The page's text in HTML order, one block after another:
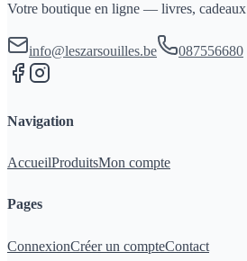
Votre boutique en ligne — livres, cadeaux
info@leszarsouilles.be 087556680
Navigation
AccueilProduitsMon compte
Pages
ConnexionCréer un compteContact